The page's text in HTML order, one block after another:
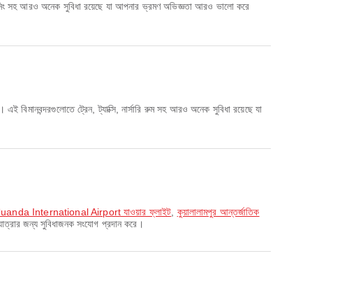
সহ আরও অনেক সুবিধা রয়েছে যা আপনার ভ্রমণ অভিজ্ঞতা আরও ভালো করে
ট্রেন, ট্যাক্সি, নার্সারি রুম সহ আরও অনেক সুবিধা রয়েছে যা
Juanda International Airport যাওয়ার ফ্লাইট কুয়ালালামপুর আন্তর্জাতিক
জন্য সুবিধাজনক সংযোগ প্রদান করে।